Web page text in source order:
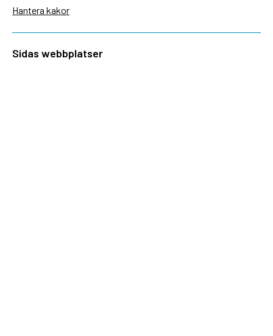
Hantera kakor
Sidas webbplatser